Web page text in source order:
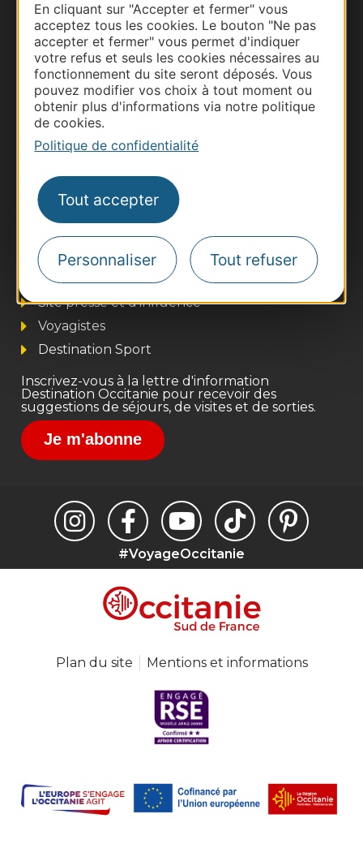
En cliquant sur "Accepter et fermer" vous
acceptez tous les cookies. Le bouton "Ne pas
accepter et fermer" vous permet d'indiquer
votre refus et seuls les cookies nécessaires au
fonctionnement du site seront déposés. Vous
pouvez modifier vos choix à tout moment ou
obtenir plus d'informations via notre politique
de cookies.
Politique de confidentialité
Tout accepter
Personnaliser Tout refuser
Documentation
Business/Mice
Pros d'Occitanie
Site presse et d'influence
Voyagistes
Destination Sport
Inscrivez-vous à la lettre d'information
Destination Occitanie pour recevoir des
suggestions de séjours, de visites et de sorties.
Je m'abonne
#VoyageOccitanie
Plan du site Mentions et informations